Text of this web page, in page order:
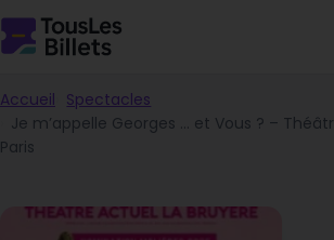
Accueil Spectacles
Je m’appelle Georges … et Vous ? –
Paris